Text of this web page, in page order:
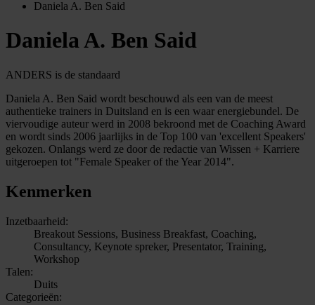
Daniela A. Ben Said
Daniela A. Ben Said
ANDERS is de standaard
Daniela A. Ben Said wordt beschouwd als een van de meest
authentieke trainers in Duitsland en is een waar energiebundel. De
viervoudige auteur werd in 2008 bekroond met de Coaching Award
en wordt sinds 2006 jaarlijks in de Top 100 van 'excellent Speakers'
gekozen. Onlangs werd ze door de redactie van Wissen + Karriere
uitgeroepen tot "Female Speaker of the Year 2014".
Kenmerken
Inzetbaarheid:
Breakout Sessions, Business Breakfast, Coaching,
Consultancy, Keynote spreker, Presentator, Training,
Workshop
Talen:
Duits
Categorieën: